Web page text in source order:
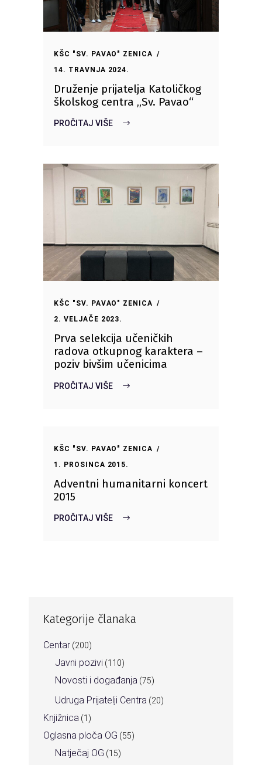
KŠC "SV. PAVAO" ZENICA
14. TRAVNJA 2024.
Druženje prijatelja Katoličkog
školskog centra „Sv. Pavao“
PROČITAJ VIŠE
KŠC "SV. PAVAO" ZENICA
2. VELJAČE 2023.
Prva selekcija učeničkih
radova otkupnog karaktera –
poziv bivšim učenicima
PROČITAJ VIŠE
KŠC "SV. PAVAO" ZENICA
1. PROSINCA 2015.
Adventni humanitarni koncert
2015
PROČITAJ VIŠE
Kategorije članaka
Centar (200)
Javni pozivi (110)
Novosti i događanja (75)
Udruga Prijatelji Centra (20)
Knjižnica (1)
Oglasna ploča OG (55)
Natječaj OG (15)